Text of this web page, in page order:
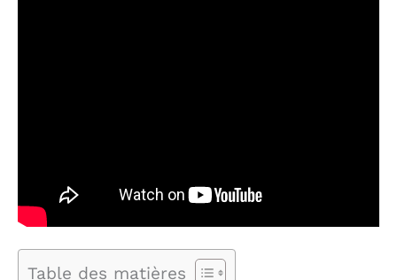
Table des matières